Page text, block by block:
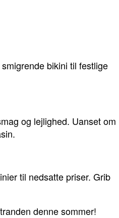
bikini til festlige
og lejlighed. Uanset om
til nedsatte priser. Grib
denne sommer!